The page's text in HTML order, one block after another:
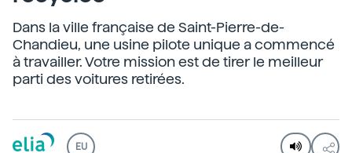
Dans la ville française de Saint-Pierre-de-
Chandieu, une usine pilote unique a commencé
à travailler. Votre mission est de tirer le meilleur
parti des voitures retirées.
EU